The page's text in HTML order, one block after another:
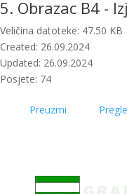
5. Obrazac B4 -
Veličina datoteke: 47.50 KB
Created: 26.09.2024
Updated: 26.09.2024
Posjete: 74
Preuzmi